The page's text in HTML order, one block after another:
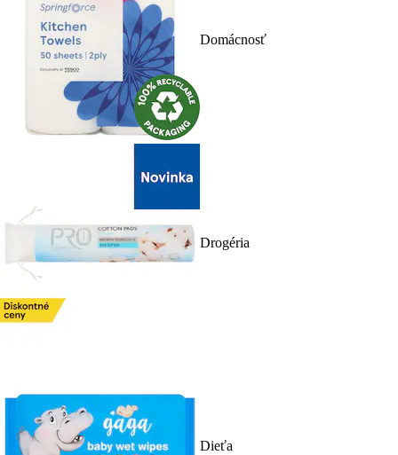
Domácnosť
Drogéria
Dieťa